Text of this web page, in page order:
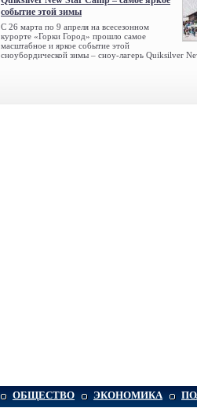
событие этой зимы
С 26 марта по 9 апреля на всесезонном
курорте «Горки Город» прошло самое
масштабное и яркое событие этой
сноубордической зимы – сноу-лагерь Quiksilver
ОБЩЕСТВО ЭКОНОМИКА